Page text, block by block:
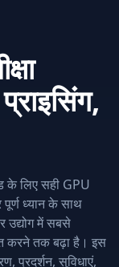
लिए सही GPU
ध्यान के साथ
में सबसे
करने तक बढ़ा है। इस
प्रदर्शन, सुविधाएं,